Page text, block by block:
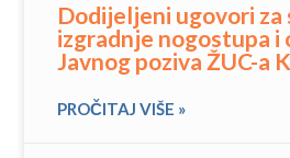
Dodijeljeni ugovori
izgradnje nogostupa i
Javnog poziva ŽUC-a
PROČITAJ VIŠE »